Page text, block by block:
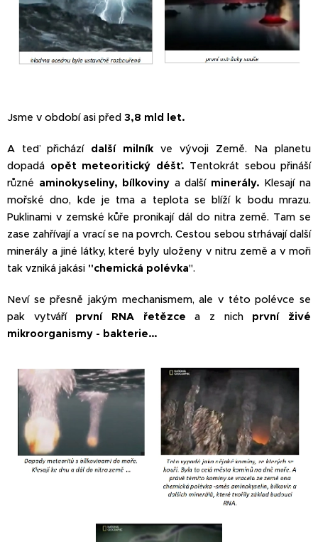
Jsme v období asi před 3,8 mld let.
A teď přichází další milník ve vývoji Země. Na planetu
dopadá opět meteoritický déšť. Tentokrát sebou přináší
různé aminokyseliny, bílkoviny a další minerály. Klesají na
mořské dno, kde je tma a teplota se blíží k bodu mrazu.
Puklinami v zemské kůře pronikají dál do nitra země. Tam se
zase zahřívají a vrací se na povrch. Cestou sebou strhávají další
minerály a jiné látky, které byly uloženy v nitru země a v moři
tak vzniká jakási "chemická polévka".
Neví se přesně jakým mechanismem, ale v této polévce se
pak vytváří první RNA řetězce a z nich první živé
mikroorganismy - bakterie…